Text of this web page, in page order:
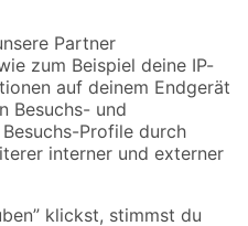
Versandarten